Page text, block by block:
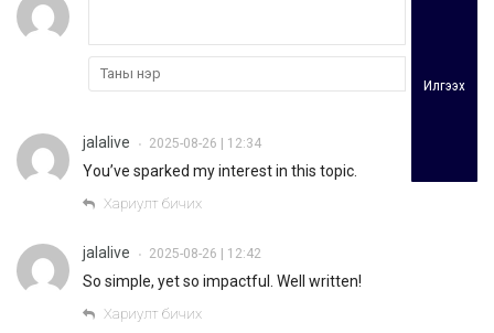
Илгээх
jalalive • 2025-08-26 | 12:34
You’ve sparked my interest in this topic.
Хариулт бичих
jalalive • 2025-08-26 | 12:42
So simple, yet so impactful. Well written!
Хариулт бичих